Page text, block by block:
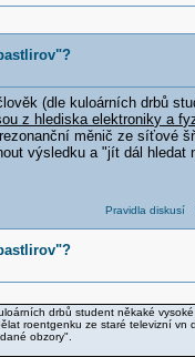
(dle kuloárních drbů
z hlediska elektroniky a
měnič ze síťové
výsledku a "jít dál hledat
Pravidla diskusí
drbů student někaké
roentgenku ze staré televizní vn
obzory".